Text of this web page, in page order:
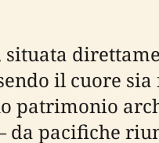
situata
il cuore sia
patrimonio
da pacifiche